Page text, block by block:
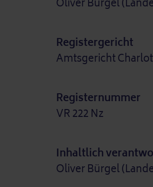
Registergericht
Amtsgericht
Registernummer
VR 222 Nz
Inhaltlich
Oliver Bürgel